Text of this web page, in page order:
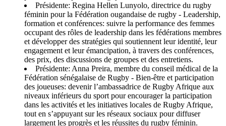
Présidente: Regina Hellen Lunyolo, directrice du rugby
féminin pour la Fédération ougandaise de rugby - Leadership,
formation et conférences: suivre la performance des femmes
occupant des rôles de leadership dans les fédérations membres
et développer des stratégies qui soutiennent leur identité, leur
engagement et leur émancipation, à travers des conférences,
des prix, des discussions de groupes et des entretiens.
Présidente: Anna Preira, membre du conseil médical de la
Fédération sénégalaise de Rugby - Bien-être et participation
des joueuses: devenir l’ambassadrice de Rugby Afrique aux
niveaux inférieurs du sport pour encourager la participation
dans les activités et les initiatives locales de Rugby Afrique,
tout en s’appuyant sur les réseaux sociaux pour diffuser
largement les progrès et les réussites du rugby féminin.